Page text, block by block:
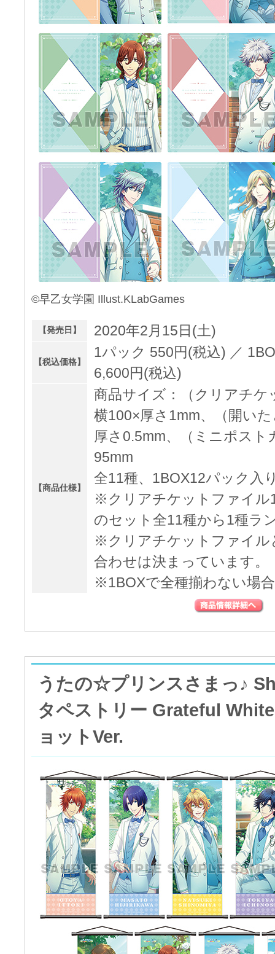
©早乙女学園 Illust.KLabGames
【発売日】 2020年2月15日(土)
【税込価格】
1パック 550円(税込) ／
6,600円(税込)
【商品仕様】
商品サイズ：（クリアチケ
横100×厚さ1mm、（開い
厚さ0.5mm、（ミニポスト
95mm
全11種、1BOX12パック入
※クリアチケットファイル
のセット全11種から1種ラ
※クリアチケットファイル
合わせは決まっています。
※1BOXで全種揃わない場
うたの☆プリンスさまっ♪
タペストリー Grateful
ョットVer.